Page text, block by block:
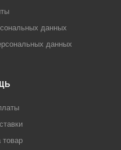
данных
данных
товар